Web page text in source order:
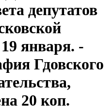
депутатов
января. -
Гдовского
20 коп.